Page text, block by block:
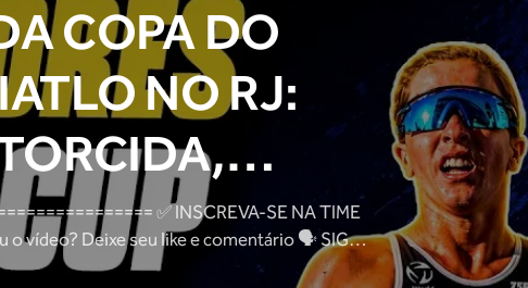
COPA DO
NO RJ:
E
✅ INSCREVA-SE NA TIME